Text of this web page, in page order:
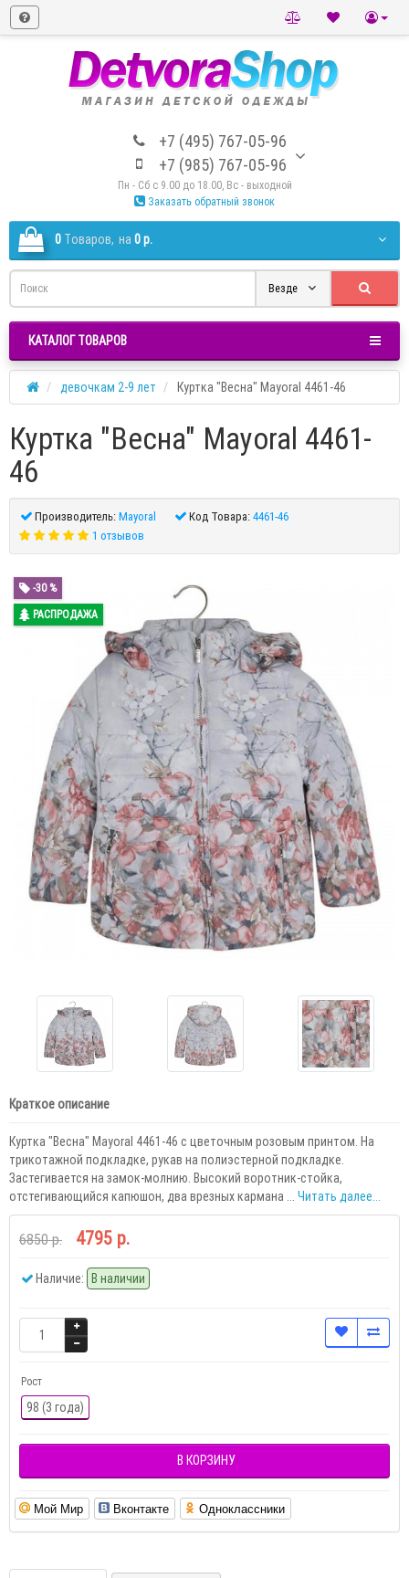
+7 (495) 767-05-96
+7 (985) 767-05-96
Пн - Сб с 9.00 до 18.00, Вс - выходной
Заказать обратный звонок
0 Tоваров, на 0 р.
Везде
КАТАЛОГ ТОВАРОВ
девочкам 2-9 лет Куртка "Весна" Mayoral 4461-46
Куртка "Весна" Mayoral 4461-
46
Производитель:Mayoral Код Товара:4461-46
1 отзывов
-30 %
РАСПРОДАЖА
Краткое описание
Куртка "Весна" Mayoral 4461-46 с цветочным розовым принтом. На
трикотажной подкладке, рукав на полиэстерной подкладке.
Застегивается на замок-молнию. Высокий воротник-стойка,
отстегивающийся капюшон, два врезных кармана ... Читать далее...
6850 р. 4795 р.
Наличие: В наличии
Рост
98 (3 года)
В КОРЗИНУ
Мой Мир Вконтакте Одноклассники